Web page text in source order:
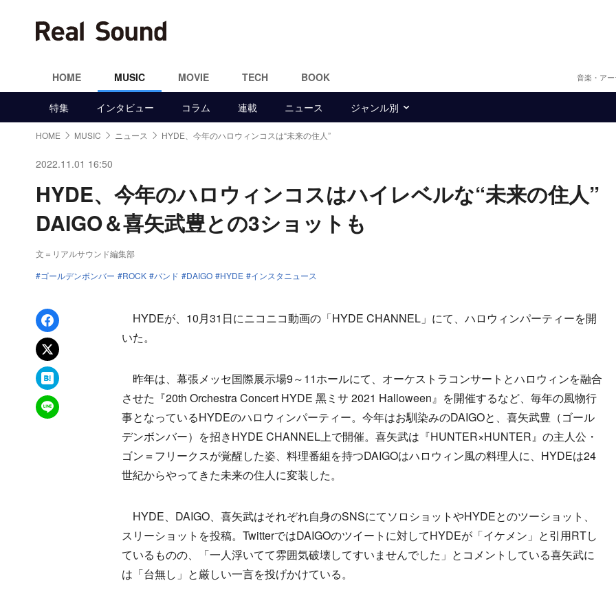
HOME MUSIC MOVIE TECH BOOK 音楽・ア
特集 インタビュー コラム 連載 ニュース ジャンル別
HOME MUSIC ニュース HYDE、今年のハロウィンコスは“未来の住人”
2022.11.01 16:50
HYDE、今年のハロウィンコスはハイレベルな“未来の住人”
DAIGO＆喜矢武豊との3ショットも
文＝リアルサウンド編集部
ゴールデンボンバー
ROCK バンド DAIGO HYDE インスタニュース
Facebookでシェア
xでポスト
はてなブックマーク
LINEで送る
HYDEが、10月31日にニコニコ動画の「HYDE CHANNEL」にて、ハロウィンパーティーを開
いた。
昨年は、幕張メッセ国際展示場9～11ホールにて、オーケストラコンサートとハロウィンを融合
させた『20th Orchestra Concert HYDE 黑ミサ 2021 Halloween』を開催するなど、毎年の風物行
事となっているHYDEのハロウィンパーティー。今年はお馴染みのDAIGOと、喜矢武豊（ゴール
デンボンバー）を招きHYDE CHANNEL上で開催。喜矢武は『HUNTER×HUNTER』の主人公・
ゴン＝フリークスが覚醒した姿、料理番組を持つDAIGOはハロウィン風の料理人に、HYDEは24
世紀からやってきた未来の住人に変装した。
HYDE、DAIGO、喜矢武はそれぞれ自身のSNSにてソロショットやHYDEとのツーショット、
スリーショットを投稿。TwitterではDAIGOのツイートに対してHYDEが「イケメン」と引用RTし
ているものの、「一人浮いてて雰囲気破壊してすいませんでした」とコメントしている喜矢武に
は「台無し」と厳しい一言を投げかけている。